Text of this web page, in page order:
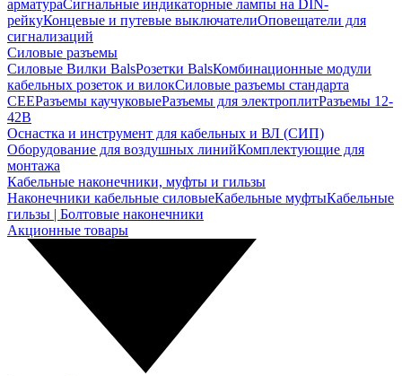
арматураСигнальные индикаторные лампы на DIN-
рейкуКонцевые и путевые выключателиОповещатели для
сигнализаций
Силовые разъемы
Силовые Вилки BalsРозетки BalsКомбинационные модули
кабельных розеток и вилокСиловые разъемы стандарта
CEEРазъемы каучуковыеРазъемы для электроплитРазъемы 12-
42В
Оснастка и инструмент для кабельных и ВЛ (СИП)
Оборудование для воздушных линийКомплектующие для
монтажа
Кабельные наконечники, муфты и гильзы
Наконечники кабельные силовыеКабельные муфтыКабельные
гильзы | Болтовые наконечники
Акционные товары